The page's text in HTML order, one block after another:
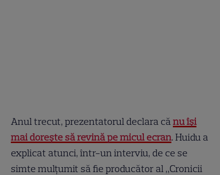
Anul trecut, prezentatorul declara cănu își
mai dorește să revină pe micul ecran. Huidu a
explicat atunci, într-un interviu, de ce se
simte mulțumit să fie producător al „Cronicii